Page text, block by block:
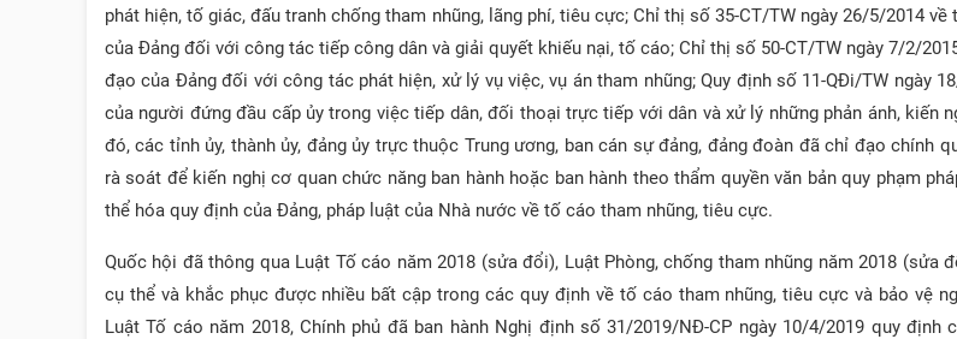
phát hiện, tố giác, đấu tranh chống tham nhũng, lãng phí, tiêu cực; Chỉ thị số 35-CT/TW ngày 26/5/2014
của Đảng đối với công tác tiếp công dân và giải quyết khiếu nại, tố cáo; Chỉ thị số 50-CT/TW ngày 7/2/
đạo của Đảng đối với công tác phát hiện, xử lý vụ việc, vụ án tham nhũng; Quy định số 11-QĐi/TW ngày
của người đứng đầu cấp ủy trong việc tiếp dân, đối thoại trực tiếp với dân và xử lý những phản ánh, kiến
đó, các tỉnh ủy, thành ủy, đảng ủy trực thuộc Trung ương, ban cán sự đảng, đảng đoàn đã chỉ đạo chính
rà soát để kiến nghị cơ quan chức năng ban hành hoặc ban hành theo thẩm quyền văn bản quy phạm
thể hóa quy định của Đảng, pháp luật của Nhà nước về tố cáo tham nhũng, tiêu cực.
Quốc hội đã thông qua Luật Tố cáo năm 2018 (sửa đổi), Luật Phòng, chống tham nhũng năm 2018 (sửa
cụ thể và khắc phục được nhiều bất cập trong các quy định về tố cáo tham nhũng, tiêu cực và bảo vệ
Luật Tố cáo năm 2018, Chính phủ đã ban hành Nghị định số 31/2019/NĐ-CP ngày 10/4/2019 quy